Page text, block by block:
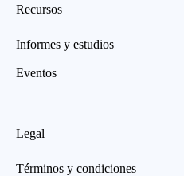
Recursos
Informes y estudios
Eventos
Legal
Términos y condiciones